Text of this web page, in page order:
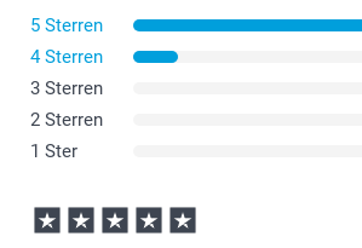
5 Sterren
4 Sterren
3 Sterren
2 Sterren
1 Ster